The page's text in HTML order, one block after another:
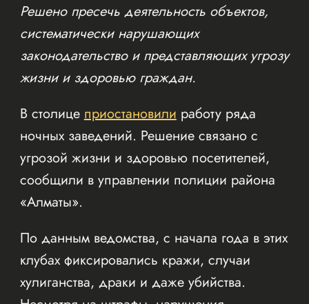
Решено пресечь деятельность объектов,
систематически нарушающих
законодательство и представляющих угрозу
жизни и здоровью граждан.
В столице приостановили работу ряда
ночных заведений. Решение связано с
угрозой жизни и здоровью посетителей,
сообщили в управлении полиции района
«Алматы».
По данным ведомства, с начала года в этих
клубах фиксировались кражи, случаи
хулиганства, драки и даже убийства.